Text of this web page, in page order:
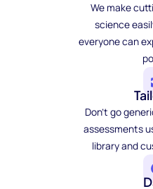
We make
science
everyone can
Don't go
assessments
library and